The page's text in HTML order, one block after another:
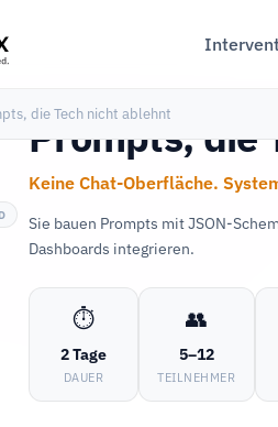
die Tech nicht ablehnt
Prompts, die
Keine Chat-Oberfläche.
Sie bauen Prompts mit JSON-
Dashboards integrieren.
⏱
2 Tage
DAUER
👥
5–12
TEILNEHMER